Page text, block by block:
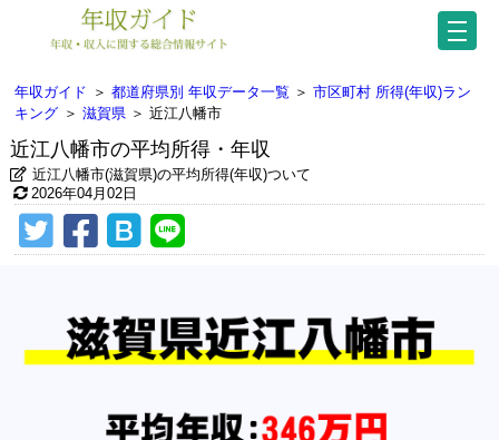
年収ガイド ＞ 都道府県別 年収データ一覧 ＞ 市区町村 所得(年収)ラン
キング ＞ 滋賀県 ＞ 近江八幡市
近江八幡市の平均所得・年収
近江八幡市(滋賀県)の平均所得(年収)ついて
2026年04月02日